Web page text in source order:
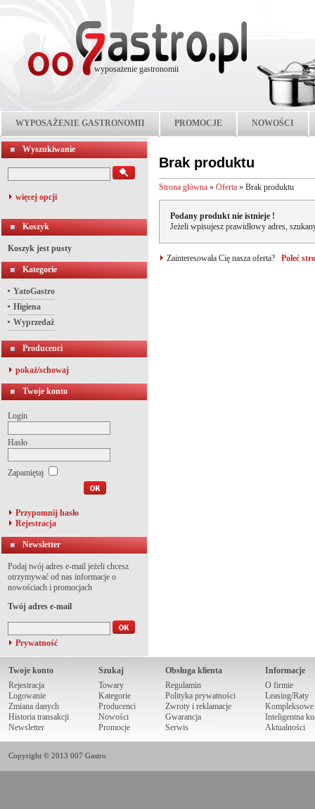
wyposażenie gastronomii
WYPOSAŻENIE GASTRONOMII PROMOCJE NOWOŚCI
Wyszukiwanie
więcej opcji
Koszyk
Koszyk jest pusty
Kategorie
YatoGastro
Higiena
Wyprzedaż
Producenci
pokaż/schowaj
Twoje konto
Login
Hasło
Zapamiętaj
Przypomnij hasło
Rejestracja
Newsletter
Podaj twój adres e-mail jeżeli chcesz
otrzymywać od nas informacje o
nowościach i promocjach
Twój adres e-mail
Prywatność
Brak produktu
Strona główna » Oferta » Brak produktu
Podany produkt nie istnieje !
Jeżeli wpisujesz prawidłowy adres,
Zainteresowała Cię nasza oferta? Poleć
Twoje konto
Rejestracja
Logowanie
Zmiana danych
Historia transakcji
Newsletter
Szukaj
Towary
Kategorie
Producenci
Nowości
Promocje
Obsługa klienta
Regulamin
Polityka prywatności
Zwroty i reklamacje
Gwarancja
Serwis
Informacje
O firmie
Leasing/Raty
Kompleksowe
Inteligentna
Aktualności
Copyright © 2013 007 Gastro